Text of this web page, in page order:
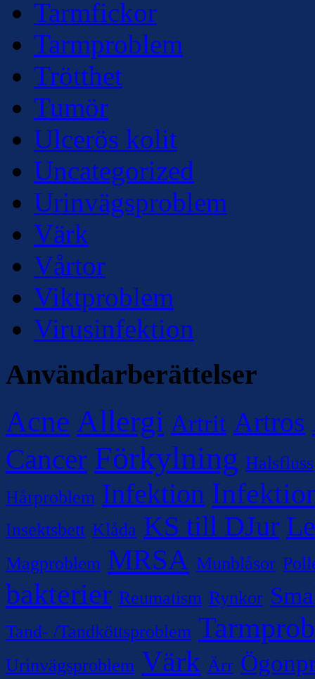
Tarmfickor
Tarmproblem
Trötthet
Tumör
Ulcerös kolit
Uncategorized
Urinvägsproblem
Värk
Vårtor
Viktproblem
Virusinfektion
Användarberättelser
Acne Allergi Artrit Artros
Cancer Förkylning Halsfluss
Hårproblem Infektion
Insektsbett Klåda KS till DJur
Magproblem MRSA Munblåsor
bakterier Reumatism Rynkor
Tand- /Tandköttsproblem
Urinvägsproblem Värk Ärr